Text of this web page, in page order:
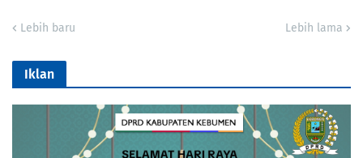
Lebih baru Lebih lama
Iklan